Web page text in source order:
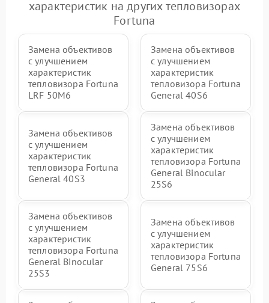
характеристик на других тепловизорах
Fortuna
Замена объективов
с улучшением
характеристик
тепловизора Fortuna
LRF 50M6
Замена объективов
с улучшением
характеристик
тепловизора Fortuna
General 40S6
Замена объективов
с улучшением
характеристик
тепловизора Fortuna
General 40S3
Замена объективов
с улучшением
характеристик
тепловизора Fortuna
General Binocular
25S6
Замена объективов
с улучшением
характеристик
тепловизора Fortuna
General Binocular
25S3
Замена объективов
с улучшением
характеристик
тепловизора Fortuna
General 75S6